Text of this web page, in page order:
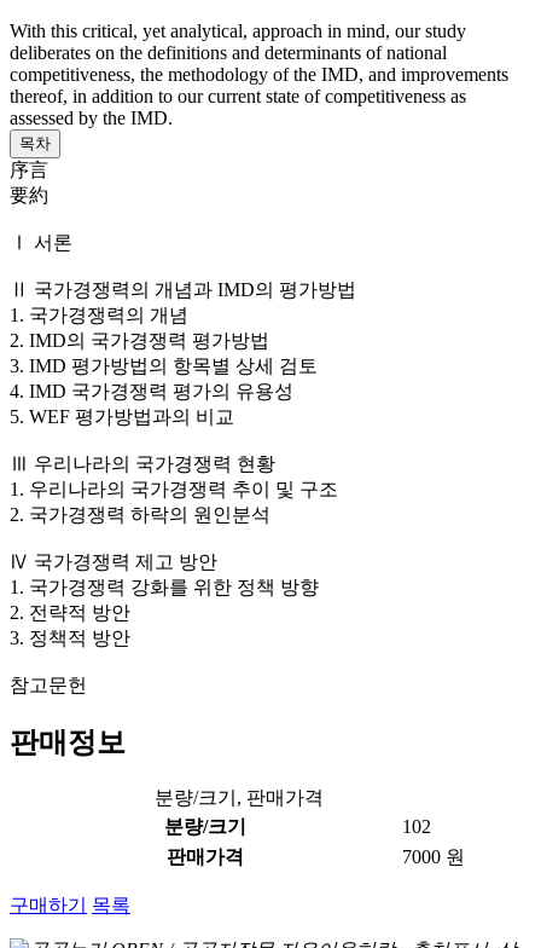
With this critical, yet analytical, approach in mind, our study
deliberates on the definitions and determinants of national
competitiveness, the methodology of the IMD, and improvements
thereof, in addition to our current state of competitiveness as
assessed by the IMD.
목차
序言
要約
Ⅰ 서론
Ⅱ 국가경쟁력의 개념과 IMD의 평가방법
1. 국가경쟁력의 개념
2. IMD의 국가경쟁력 평가방법
3. IMD 평가방법의 항목별 상세 검토
4. IMD 국가경쟁력 평가의 유용성
5. WEF 평가방법과의 비교
Ⅲ 우리나라의 국가경쟁력 현황
1. 우리나라의 국가경쟁력 추이 및 구조
2. 국가경쟁력 하락의 원인분석
Ⅳ 국가경쟁력 제고 방안
1. 국가경쟁력 강화를 위한 정책 방향
2. 전략적 방안
3. 정책적 방안
참고문헌
판매정보
분량/크기, 판매가격
분량/크기
102
판매가격
7000 원
구매하기 목록